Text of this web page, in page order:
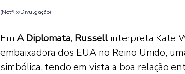
(Netflix/Divulgação)
Em A Diplomata, Russell interpreta Kate
embaixadora dos EUA no Reino Unido,
simbólica, tendo em vista a boa relação